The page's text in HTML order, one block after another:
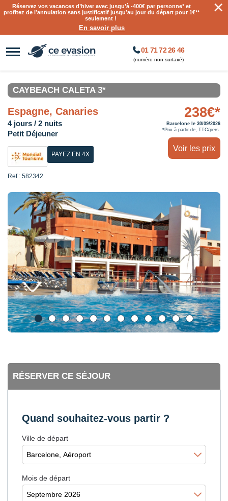
Réservez vos vacances d’hiver avec jusqu’à-400€ par personne* et
profitez de l’annulation sans justificatif jusqu’au jour du départ pour 1€**
seulement !
En savoir plus
×
01 71 72 26 46
(numéro non surtaxé)
CAYBEACH CALETA 3*
Espagne, Canaries
4 jours / 2 nuits
Petit Déjeuner
PAYEZ EN 4X
Ref : 582342
238€*
Barcelone le 30/09/2026
*Prix à partir de, TTC/pers.
Voir les prix
RÉSERVER CE SÉJOUR
Quand souhaitez-vous partir ?
Ville de départ
Mois de départ